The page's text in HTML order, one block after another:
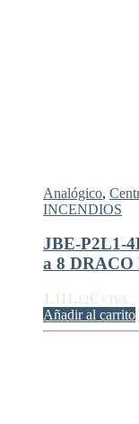
Analógico,
INCENDIOS
JBE-P2L1-
a 8 DRACO
1.111, 12€ + IVA
Añadir al carrito